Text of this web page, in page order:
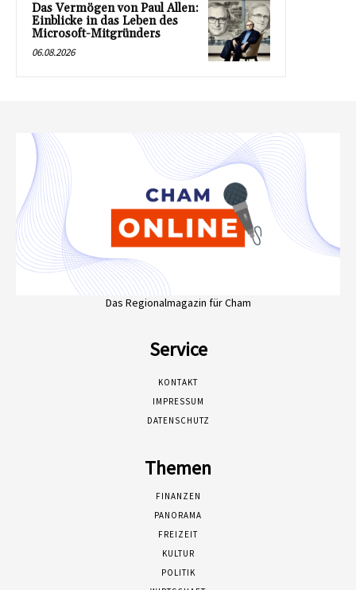
Das Vermögen von Paul Allen:
Einblicke in das Leben des
Microsoft-Mitgründers
06.08.2026
Das Regionalmagazin für Cham
Service
KONTAKT
IMPRESSUM
DATENSCHUTZ
Themen
FINANZEN
PANORAMA
FREIZEIT
KULTUR
POLITIK